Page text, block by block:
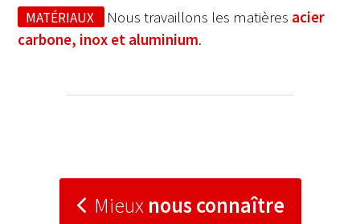
MATÉRIAUX Nous travaillons les matières acier
carbone, inox et aluminium.
Mieux nous connaître